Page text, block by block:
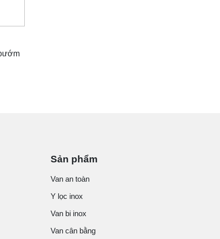
Sản phẩm
Van an toàn
Y lọc inox
Van bi inox
Van cân bằng